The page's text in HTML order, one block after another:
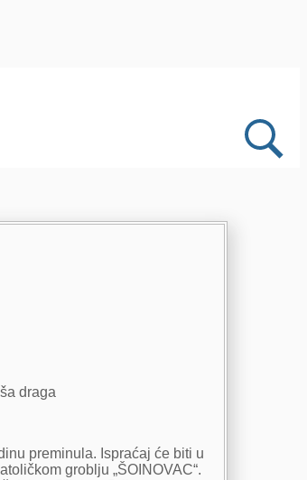
draga
preminula. Ispraćaj će biti u
groblju „ŠOINOVAC“.